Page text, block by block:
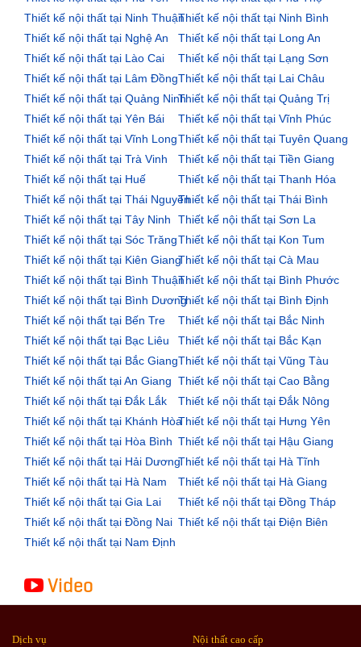
Thiết kế nội thất tại Ninh ThuậnThiết kế nội thất tại Ninh Bình
Thiết kế nội thất tại Nghệ An
Thiết kế nội thất tại Long An
Thiết kế nội thất tại Lào Cai
Thiết kế nội thất tại Lạng Sơn
Thiết kế nội thất tại Lâm ĐồngThiết kế nội thất tại Lai Châu
Thiết kế nội thất tại Quảng NinhThiết kế nội thất tại Quảng Trị
Thiết kế nội thất tại Yên Bái
Thiết kế nội thất tại Vĩnh Phúc
Thiết kế nội thất tại Vĩnh LongThiết kế nội thất tại Tuyên Quang
Thiết kế nội thất tại Trà Vinh
Thiết kế nội thất tại Tiền Giang
Thiết kế nội thất tại Huế
Thiết kế nội thất tại Thanh Hóa
Thiết kế nội thất tại Thái NguyênThiết kế nội thất tại Thái Bình
Thiết kế nội thất tại Tây Ninh
Thiết kế nội thất tại Sơn La
Thiết kế nội thất tại Sóc TrăngThiết kế nội thất tại Kon Tum
Thiết kế nội thất tại Kiên GiangThiết kế nội thất tại Cà Mau
Thiết kế nội thất tại Bình ThuậnThiết kế nội thất tại Bình Phước
Thiết kế nội thất tại Bình DươngThiết kế nội thất tại Bình Định
Thiết kế nội thất tại Bến Tre
Thiết kế nội thất tại Bắc Ninh
Thiết kế nội thất tại Bạc Liêu
Thiết kế nội thất tại Bắc Kạn
Thiết kế nội thất tại Bắc GiangThiết kế nội thất tại Vũng Tàu
Thiết kế nội thất tại An Giang Thiết kế nội thất tại Cao Bằng
Thiết kế nội thất tại Đắk Lắk
Thiết kế nội thất tại Đắk Nông
Thiết kế nội thất tại Khánh HòaThiết kế nội thất tại Hưng Yên
Thiết kế nội thất tại Hòa Bình Thiết kế nội thất tại Hậu Giang
Thiết kế nội thất tại Hải DươngThiết kế nội thất tại Hà Tĩnh
Thiết kế nội thất tại Hà Nam
Thiết kế nội thất tại Hà Giang
Thiết kế nội thất tại Gia Lai
Thiết kế nội thất tại Đồng Tháp
Thiết kế nội thất tại Đồng Nai Thiết kế nội thất tại Điện Biên
Thiết kế nội thất tại Nam Định
Video
Dịch vụ Nội thất cao cấp